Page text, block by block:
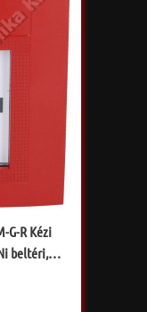
G-R Kézi
beltéri,